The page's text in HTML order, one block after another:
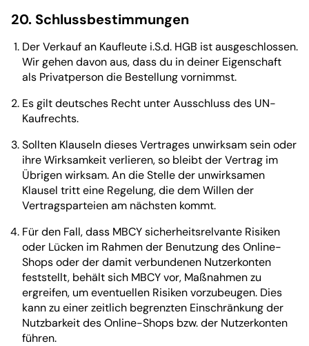
20. Schlussbestimmungen
Der Verkauf an Kaufleute i.S.d. HGB ist ausgeschlossen.
Wir gehen davon aus, dass du in deiner Eigenschaft
als Privatperson die Bestellung vornimmst.
Es gilt deutsches Recht unter Ausschluss des UN-
Kaufrechts.
Sollten Klauseln dieses Vertrages unwirksam sein oder
ihre Wirksamkeit verlieren, so bleibt der Vertrag im
Übrigen wirksam. An die Stelle der unwirksamen
Klausel tritt eine Regelung, die dem Willen der
Vertragsparteien am nächsten kommt.
Für den Fall, dass MBCY sicherheitsrelvante Risiken
oder Lücken im Rahmen der Benutzung des Online-
Shops oder der damit verbundenen Nutzerkonten
feststellt, behält sich MBCY vor, Maßnahmen zu
ergreifen, um eventuellen Risiken vorzubeugen. Dies
kann zu einer zeitlich begrenzten Einschränkung der
Nutzbarkeit des Online-Shops bzw. der Nutzerkonten
führen.